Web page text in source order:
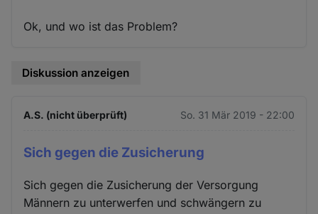
Ok, und wo ist das Problem?
Diskussion anzeigen
A.S. (nicht überprüft) So. 31 Mär 2019 - 22:00
Sich gegen die Zusicherung
Sich gegen die Zusicherung der Versorgung
Männern zu unterwerfen und schwängern zu